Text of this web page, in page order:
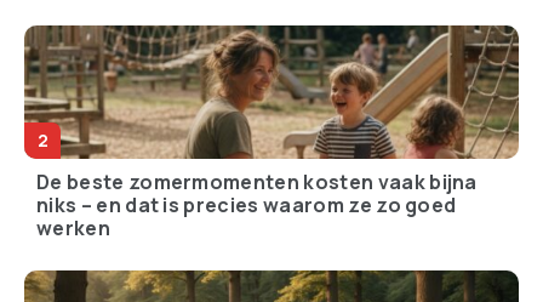
De beste zomermomenten kosten vaak bijna
niks – en dat is precies waarom ze zo goed
werken